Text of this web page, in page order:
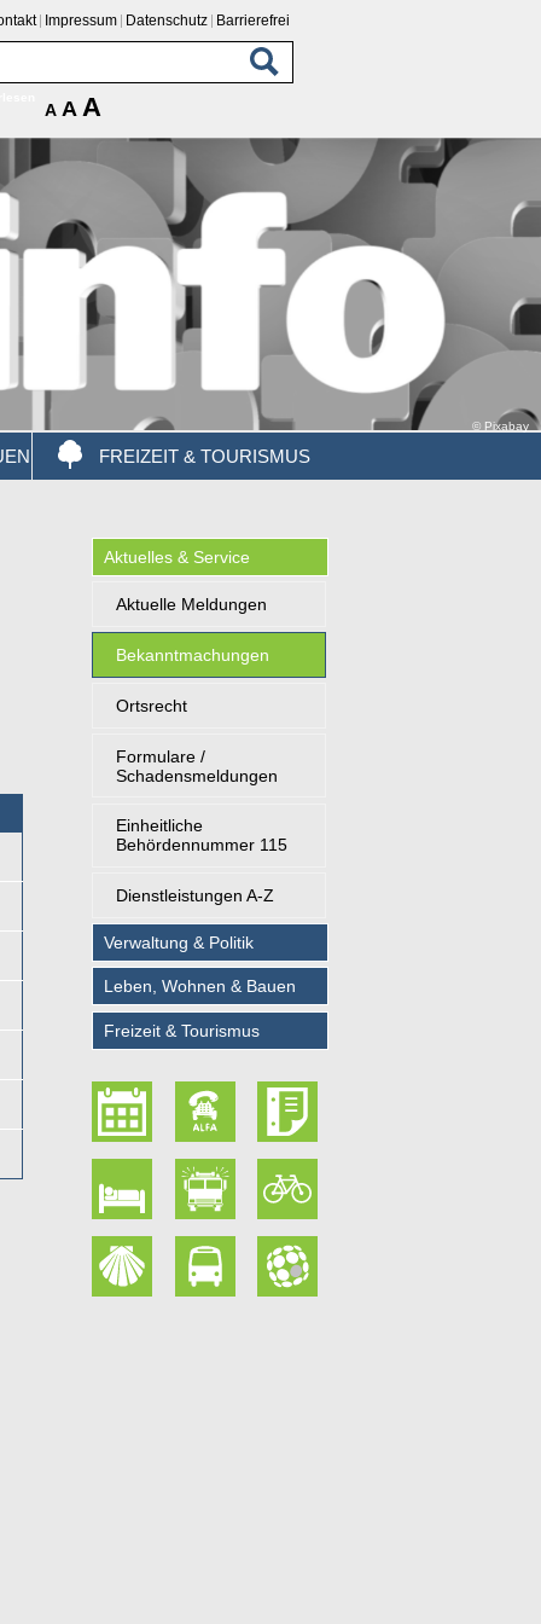
Impressum Datenschutz Barrierefrei
A A A
© Pixabay
FREIZEIT & TOURISMUS
Aktuelles & Service
Aktuelle Meldungen
Bekanntmachungen
Ortsrecht
Formulare /
Schadensmeldungen
Einheitliche
Behördennummer 115
Dienstleistungen A-Z
Verwaltung & Politik
Leben, Wohnen & Bauen
Freizeit & Tourismus